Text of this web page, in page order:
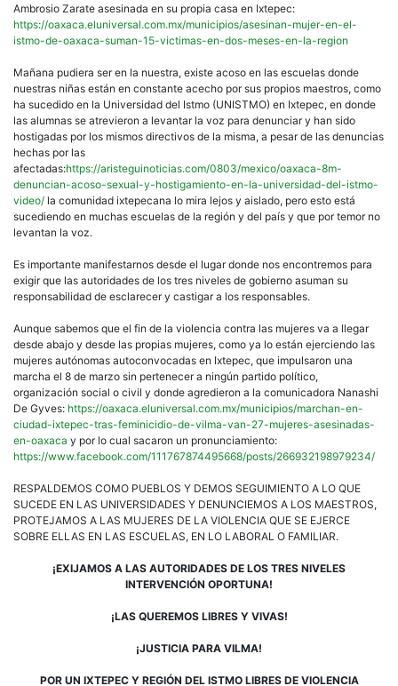
Ambrosio Zarate asesinada en su propia casa en Ixtepec:
https://oaxaca.eluniversal.com.mx/municipios/asesinan-mujer-en-el-
istmo-de-oaxaca-suman-15-victimas-en-dos-meses-en-la-region
Mañana pudiera ser en la nuestra, existe acoso en las escuelas donde
nuestras niñas están en constante acecho por sus propios maestros, como
ha sucedido en la Universidad del Istmo (UNISTMO) en Ixtepec, en donde
las alumnas se atrevieron a levantar la voz para denunciar y han sido
hostigadas por los mismos directivos de la misma, a pesar de las denuncias
hechas por las
afectadas:https://aristeguinoticias.com/0803/mexico/oaxaca-8m-
denuncian-acoso-sexual-y-hostigamiento-en-la-universidad-del-istmo-
video/ la comunidad ixtepecana lo mira lejos y aislado, pero esto está
sucediendo en muchas escuelas de la región y del país y que por temor no
levantan la voz.
Es importante manifestarnos desde el lugar donde nos encontremos para
exigir que las autoridades de los tres niveles de gobierno asuman su
responsabilidad de esclarecer y castigar a los responsables.
Aunque sabemos que el fin de la violencia contra las mujeres va a llegar
desde abajo y desde las propias mujeres, como ya lo están ejerciendo las
mujeres autónomas autoconvocadas en Ixtepec, que impulsaron una
marcha el 8 de marzo sin pertenecer a ningún partido político,
organización social o civil y donde agredieron a la comunicadora Nanashi
De Gyves: https://oaxaca.eluniversal.com.mx/municipios/marchan-en-
ciudad-ixtepec-tras-feminicidio-de-vilma-van-27-mujeres-asesinadas-
en-oaxaca y por lo cual sacaron un pronunciamiento:
https://www.facebook.com/111767874495668/posts/266932198979234/
RESPALDEMOS COMO PUEBLOS Y DEMOS SEGUIMIENTO A LO QUE
SUCEDE EN LAS UNIVERSIDADES Y DENUNCIEMOS A LOS MAESTROS,
PROTEJAMOS A LAS MUJERES DE LA VIOLENCIA QUE SE EJERCE
SOBRE ELLAS EN LAS ESCUELAS, EN LO LABORAL O FAMILIAR.
¡EXIJAMOS A LAS AUTORIDADES DE LOS TRES NIVELES
INTERVENCIÓN OPORTUNA!
¡LAS QUEREMOS LIBRES Y VIVAS!
¡JUSTICIA PARA VILMA!
POR UN IXTEPEC Y REGIÓN DEL ISTMO LIBRES DE VIOLENCIA